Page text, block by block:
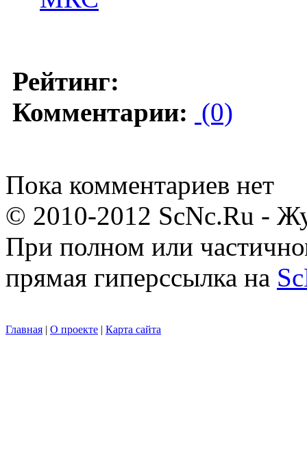
Рейтинг:
Комментарии: (0)
Пока комментариев нет
© 2010-2012 ScNc.Ru -
При полном или
прямая гиперссылка на
Главная | О проекте | Карта сайта